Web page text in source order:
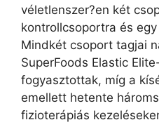
véletlenszer?en két
kontrollcsoportra és
Mindkét csoport tagjai
SuperFoods Elastic
fogyasztottak, míg a
emellett hetente
fizioterápiás